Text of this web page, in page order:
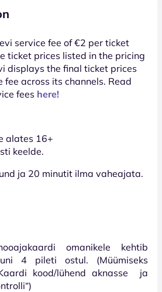
service fee of €2 per ticket
ticket prices listed in the pricing
displays the final ticket prices
fee across its channels. Read
fees here!
alates 16+
keelde.
ja 20 minutit ilma vaheajata.
omanikele kehtib
4 pileti ostul. (Müümiseks
kood/lühend aknasse ja